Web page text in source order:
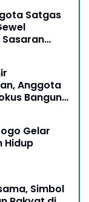
Satgas
Sasaran
Anggota
Bangun
Gelar
Hidup
Simbol